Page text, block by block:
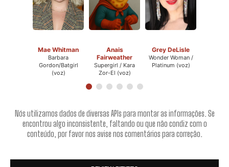
Mae Whitman
Barbara
Gordon/Batgirl
(voz)
Anais
Fairweather
Supergirl / Kara
Zor-El (voz)
Grey DeLisle
Wonder Woman /
Platinum (voz)
Nós utilizamos dados de diversas APIs para montar as informações. Se
encontrou algo inconsistente, faltando ou que não condiz com o
conteúdo, por favor nos avise nos comentários para correção.